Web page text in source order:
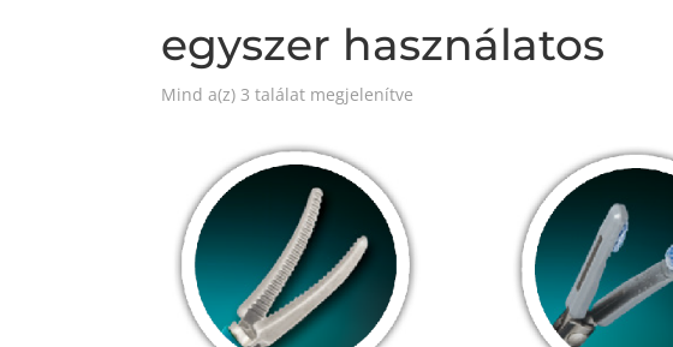
egyszer használatos
Mind a(z) 3 találat megjelenítve